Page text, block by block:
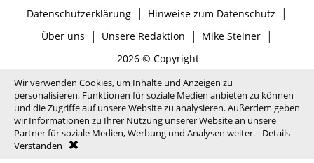
Datenschutzerklärung| Hinweise zum Datenschutz |
Über uns | Unsere Redaktion | Mike Steiner|
2026 © Copyright
Wir verwenden Cookies, um Inhalte und Anzeigen zu
personalisieren, Funktionen für soziale Medien anbieten zu können
und die Zugriffe auf unsere Website zu analysieren. Außerdem geben
wir Informationen zu Ihrer Nutzung unserer Website an unsere
Partner für soziale Medien, Werbung und Analysen weiter.
Details
Verstanden